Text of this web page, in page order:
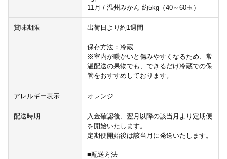
11月 / 温州みかん 約5kg（40～60玉）
賞味期限 出荷日より約1週間
保存方法：冷蔵
※室内が暖かいと傷みやすくなるため、常
温配送の果物でも、できるだけ冷蔵での保
管をおすすめしております。
アレルギー表示 オレンジ
配送時期
入金確認後、翌月以降の該当月より定期便
を開始いたします。
定期便開始後は該当月に発送いたします。
■配送方法